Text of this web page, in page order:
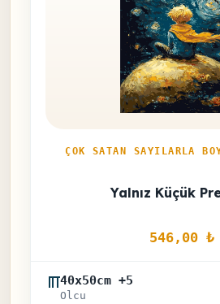
ÇOK SATAN SAYILARLA
Yalnız Küçük
546,00 ₺
40x50cm +5
Olcu